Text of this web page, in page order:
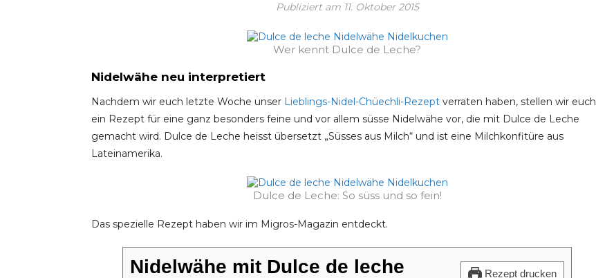
Publiziert am 11. Oktober 2015
Wer kennt Dulce de Leche?
Nidelwähe neu interpretiert
Nachdem wir euch letzte Woche unser Lieblings-Nidel-Chüechli-Rezept verraten haben, stellen wir euch
ein Rezept für eine ganz besonders feine und vor allem süsse Nidelwähe vor, die mit Dulce de Leche
gemacht wird. Dulce de Leche heisst übersetzt „Süsses aus Milch“ und ist eine Milchkonfitüre aus
Lateinamerika.
Dulce de Leche: So süss und so fein!
Das spezielle Rezept haben wir im Migros-Magazin entdeckt.
Rezept drucken
Nidelwähe mit Dulce de leche